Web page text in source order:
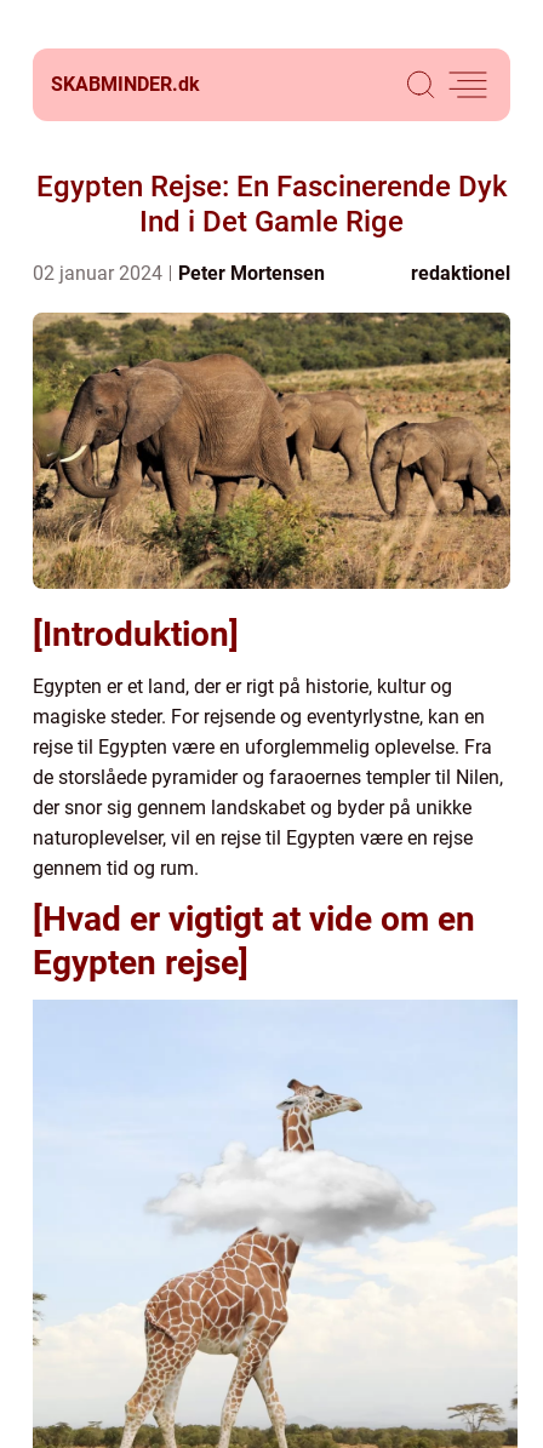
SKABMINDER.dk
Egypten Rejse: En Fascinerende Dyk
Ind i Det Gamle Rige
02 januar 2024 Peter Mortensen redaktionel
[Introduktion]
Egypten er et land, der er rigt på historie, kultur og
magiske steder. For rejsende og eventyrlystne, kan en
rejse til Egypten være en uforglemmelig oplevelse. Fra
de storslåede pyramider og faraoernes templer til Nilen,
der snor sig gennem landskabet og byder på unikke
naturoplevelser, vil en rejse til Egypten være en rejse
gennem tid og rum.
[Hvad er vigtigt at vide om en
Egypten rejse]